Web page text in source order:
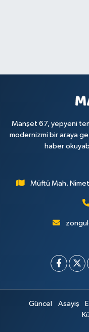
Manşet 67, yepyeni
modernizmi bir araya
haber
Müftü Mah.
Güncel Asayiş